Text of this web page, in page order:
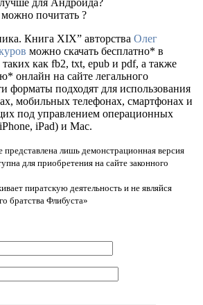
для Андроида?
почитать ?
Книга XIX” авторства Олег
можно скачать бесплатно* в
как fb2, txt, epub и pdf, а также
онлайн на сайте легального
форматы подходят для использования
мобильных телефонах, смартфонах и
под управлением операционных
iPad) и Mac.
лишь демонстрационная версия
для приобретения на сайте законного
пиратскую деятельность и не являйся
братства Флибуста»